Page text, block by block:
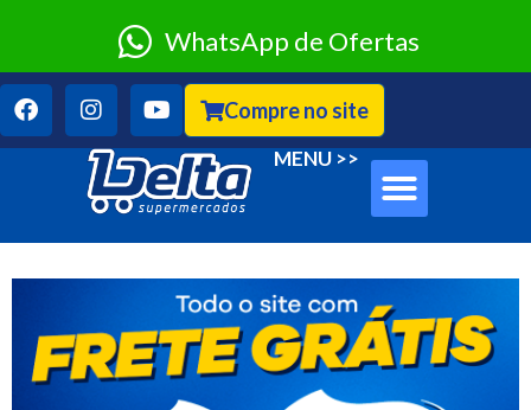
WhatsApp de Ofertas
Compre no site
MENU >>